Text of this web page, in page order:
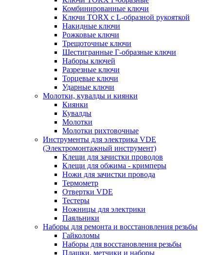
Комбинированные ключи
Ключи TORX с L-образной рукояткой
Накидные ключи
Рожковые ключи
Трещоточные ключи
Шестигранные Г-образные ключи
Наборы ключей
Разрезные ключи
Торцевые ключи
Ударные ключи
Молотки, кувалды и киянки
Киянки
Кувалды
Молотки
Молотки рихтовочные
Инструменты для электрика VDE
(Электромонтажный инструмент)
Клещи для зачистки проводов
Клещи для обжима - кримперы
Ножи для зачистки провода
Термометр
Отвертки VDE
Тестеры
Ножницы для электрики
Паяльники
Наборы для ремонта и восстановления резьбы
Гайколомы
Наборы для восстановления резьбы
Плашки, метчики и наборы